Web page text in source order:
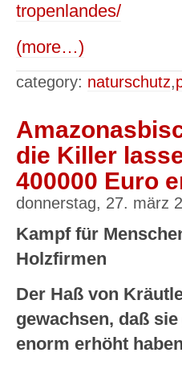
tropenlandes/
(more…)
category: naturschutz,
die Killer
400000 Euro
donnerstag, 27. märz
Kampf für
Holzfirmen
Der Haß von
gewachsen, daß
enorm erhöht